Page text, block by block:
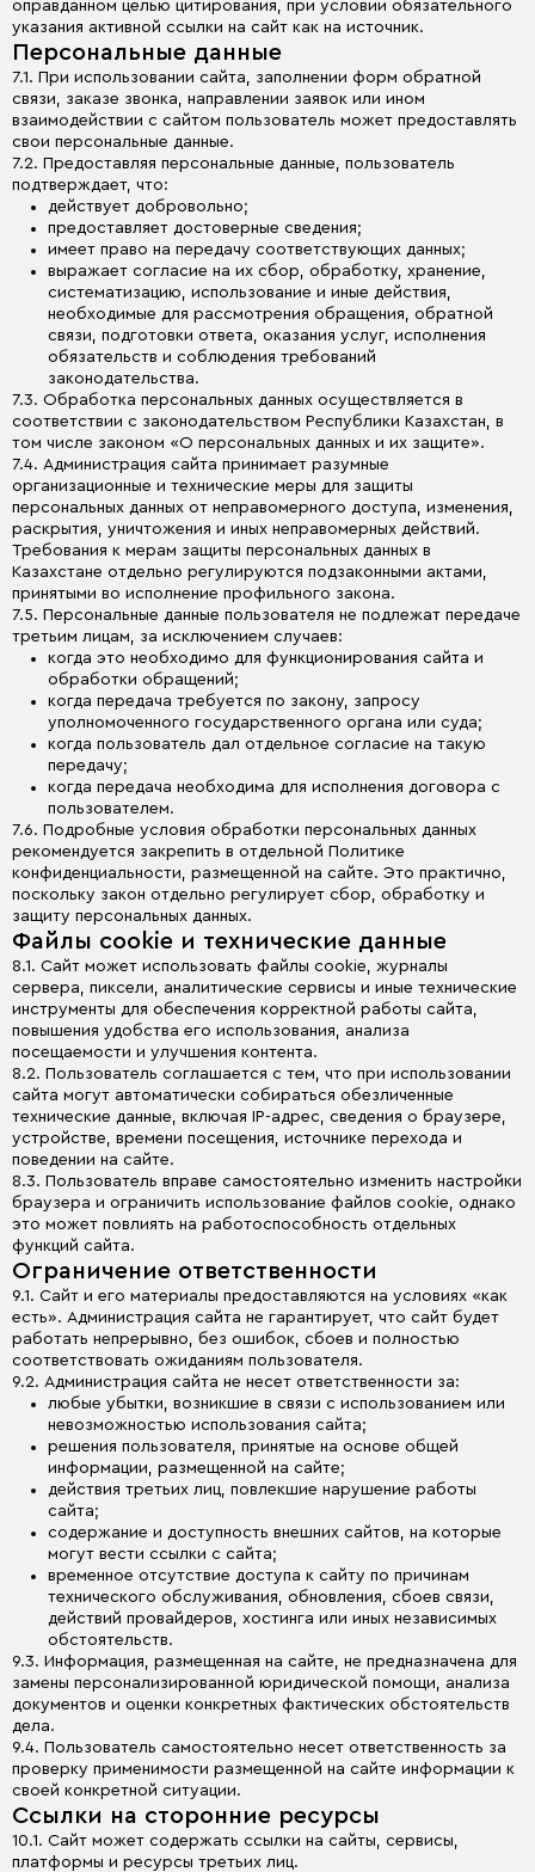
оправданном целью цитирования, при условии обязательного
указания активной ссылки на сайт как на источник.
Персональные данные
7.1. При использовании сайта, заполнении форм обратной
связи, заказе звонка, направлении заявок или ином
взаимодействии с сайтом пользователь может предоставлять
свои персональные данные.
7.2. Предоставляя персональные данные, пользователь
подтверждает, что:
действует добровольно;
предоставляет достоверные сведения;
имеет право на передачу соответствующих данных;
выражает согласие на их сбор, обработку, хранение,
систематизацию, использование и иные действия,
необходимые для рассмотрения обращения, обратной
связи, подготовки ответа, оказания услуг, исполнения
обязательств и соблюдения требований
законодательства.
7.3. Обработка персональных данных осуществляется в
соответствии с законодательством Республики Казахстан, в
том числе законом «О персональных данных и их защите».
7.4. Администрация сайта принимает разумные
организационные и технические меры для защиты
персональных данных от неправомерного доступа, изменения,
раскрытия, уничтожения и иных неправомерных действий.
Требования к мерам защиты персональных данных в
Казахстане отдельно регулируются подзаконными актами,
принятыми во исполнение профильного закона.
7.5. Персональные данные пользователя не подлежат передаче
третьим лицам, за исключением случаев:
когда это необходимо для функционирования сайта и
обработки обращений;
когда передача требуется по закону, запросу
уполномоченного государственного органа или суда;
когда пользователь дал отдельное согласие на такую
передачу;
когда передача необходима для исполнения договора с
пользователем.
7.6. Подробные условия обработки персональных данных
рекомендуется закрепить в отдельной Политике
конфиденциальности, размещенной на сайте. Это практично,
поскольку закон отдельно регулирует сбор, обработку и
защиту персональных данных.
Файлы cookie и технические данные
8.1. Сайт может использовать файлы cookie, журналы
сервера, пиксели, аналитические сервисы и иные технические
инструменты для обеспечения корректной работы сайта,
повышения удобства его использования, анализа
посещаемости и улучшения контента.
8.2. Пользователь соглашается с тем, что при использовании
сайта могут автоматически собираться обезличенные
технические данные, включая IP-адрес, сведения о браузере,
устройстве, времени посещения, источнике перехода и
поведении на сайте.
8.3. Пользователь вправе самостоятельно изменить настройки
браузера и ограничить использование файлов cookie, однако
это может повлиять на работоспособность отдельных
функций сайта.
Ограничение ответственности
9.1. Сайт и его материалы предоставляются на условиях «как
есть». Администрация сайта не гарантирует, что сайт будет
работать непрерывно, без ошибок, сбоев и полностью
соответствовать ожиданиям пользователя.
9.2. Администрация сайта не несет ответственности за:
любые убытки, возникшие в связи с использованием или
невозможностью использования сайта;
решения пользователя, принятые на основе общей
информации, размещенной на сайте;
действия третьих лиц, повлекшие нарушение работы
сайта;
содержание и доступность внешних сайтов, на которые
могут вести ссылки с сайта;
временное отсутствие доступа к сайту по причинам
технического обслуживания, обновления, сбоев связи,
действий провайдеров, хостинга или иных независимых
обстоятельств.
9.3. Информация, размещенная на сайте, не предназначена для
замены персонализированной юридической помощи, анализа
документов и оценки конкретных фактических обстоятельств
дела.
9.4. Пользователь самостоятельно несет ответственность за
проверку применимости размещенной на сайте информации к
своей конкретной ситуации.
Ссылки на сторонние ресурсы
10.1. Сайт может содержать ссылки на сайты, сервисы,
платформы и ресурсы третьих лиц.